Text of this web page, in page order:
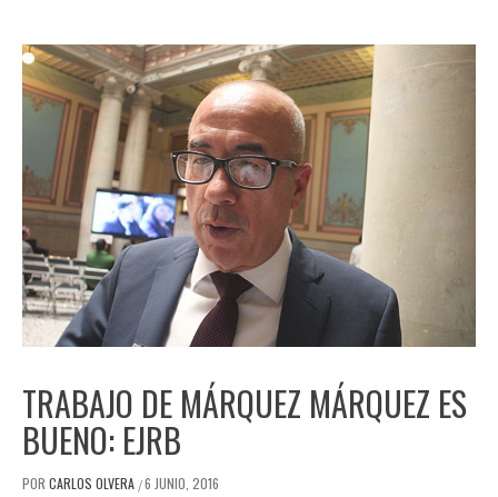
TRABAJO DE MÁRQUEZ MÁRQUEZ ES
BUENO: EJRB
POR CARLOS OLVERA /6 JUNIO, 2016